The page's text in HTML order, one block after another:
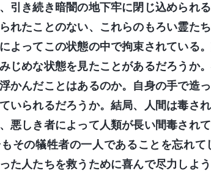
引き続き暗闇の地下牢に閉じ込められ
れたことのない、これらのもろい霊た
よってこの状態の中で拘束されている
じめな状態を見たことがあるだろうか
かんだことはあるのか。自身の手で造
いられるだろうか。結局、人間は毒さ
悪しき者によって人類が長い間毒され
その犠牲者の一人であることを忘れ
た人たちを救うために喜んで尽力しよ